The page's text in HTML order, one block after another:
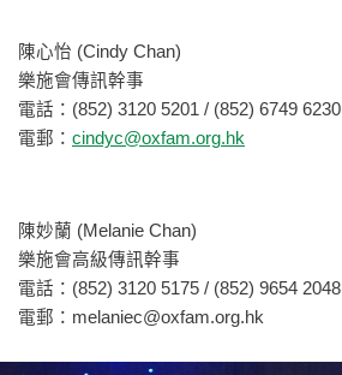
陳心怡 (Cindy Chan)
樂施會傳訊幹事
電話：(852) 3120 5201 / (852) 6749 6230
電郵： cindyc@oxfam.org.hk
陳妙蘭 (Melanie Chan)
樂施會高級傳訊幹事
電話：(852) 3120 5175 / (852) 9654 2048
電郵： melaniec@oxfam.org.hk